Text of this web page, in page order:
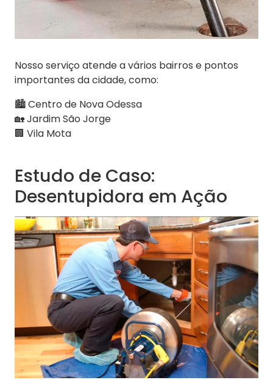
Nosso serviço atende a vários bairros e pontos
importantes da cidade, como:
🏙️ Centro de Nova Odessa
🏡 Jardim São Jorge
🏢 Vila Mota
Estudo de Caso:
Desentupidora em Ação